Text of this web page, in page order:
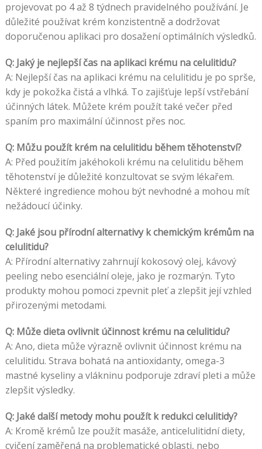
projevovat po 4 až 8 týdnech pravidelného používání. Je
důležité používat krém konzistentně a dodržovat
doporučenou aplikaci pro dosažení optimálních výsledků.
Q: Jaký je nejlepší čas na aplikaci krému na celulitidu?
A: Nejlepší čas na aplikaci krému na celulitidu je po sprše,
kdy je pokožka čistá a vlhká. To zajišťuje lepší vstřebání
účinných látek. Můžete krém použít také večer před
spaním pro maximální účinnost přes noc.
Q: Můžu použít krém na celulitidu během těhotenství?
A: Před použitím jakéhokoli krému na celulitidu během
těhotenství je důležité konzultovat se svým lékařem.
Některé ingredience mohou být nevhodné a mohou mít
nežádoucí účinky.
Q: Jaké jsou přírodní alternativy k chemickým krémům na
celulitidu?
A: Přírodní alternativy zahrnují kokosový olej, kávový
peeling nebo esenciální oleje, jako je rozmarýn. Tyto
produkty mohou pomoci zpevnit pleť a zlepšit její vzhled
přirozenými metodami.
Q: Může dieta ovlivnit účinnost krému na celulitidu?
A: Ano, dieta může výrazně ovlivnit účinnost krému na
celulitidu. Strava bohatá na antioxidanty, omega-3
mastné kyseliny a vlákninu podporuje zdraví pleti a může
zlepšit výsledky.
Q: Jaké další metody mohu použít k redukci celulitidy?
A: Kromě krémů lze použít masáže, anticelulitidní diety,
cvičení zaměřená na problematické oblasti, nebo